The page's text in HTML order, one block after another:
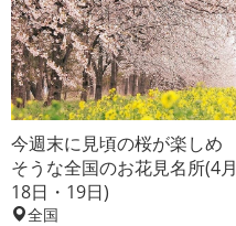
今週末に見頃の桜が楽しめ
そうな全国のお花見名所(4月
18日・19日)
全国